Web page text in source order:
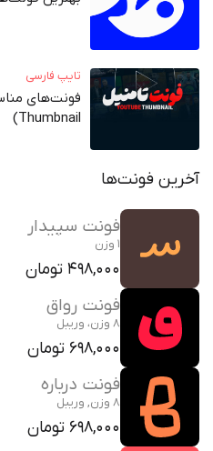
تایپ فارسی
Thumbnail)
آخرین فونت‌ها
فونت سپیدار
1 وزن
498,000 تومان
فونت رواق
8 وزن، وریبل
698,000 تومان
فونت درباره
8 وزن, وریبل
698,000 تومان